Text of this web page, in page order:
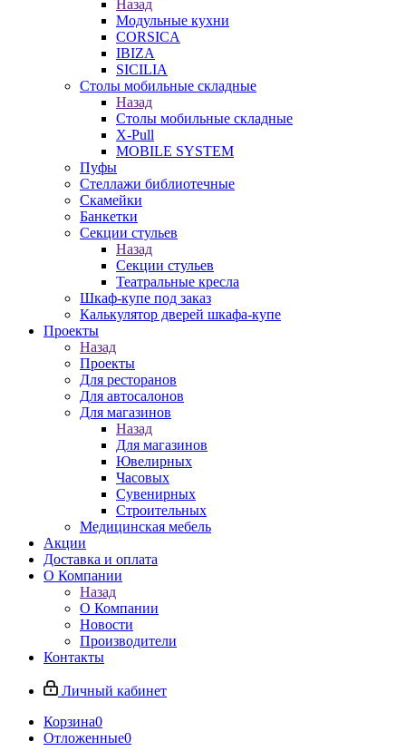
Назад
Модульные кухни
CORSICA
IBIZA
SICILIA
Столы мобильные складные
Назад
Столы мобильные складные
X-Pull
MOBILE SYSTEM
Пуфы
Стеллажи библиотечные
Скамейки
Банкетки
Секции стульев
Назад
Секции стульев
Театральные кресла
Шкаф-купе под заказ
Калькулятор дверей шкафа-купе
Проекты
Назад
Проекты
Для ресторанов
Для автосалонов
Для магазинов
Назад
Для магазинов
Ювелирных
Часовых
Сувенирных
Строительных
Медицинская мебель
Акции
Доставка и оплата
О Компании
Назад
О Компании
Новости
Производители
Контакты
Личный кабинет
Корзина0
Отложенные0